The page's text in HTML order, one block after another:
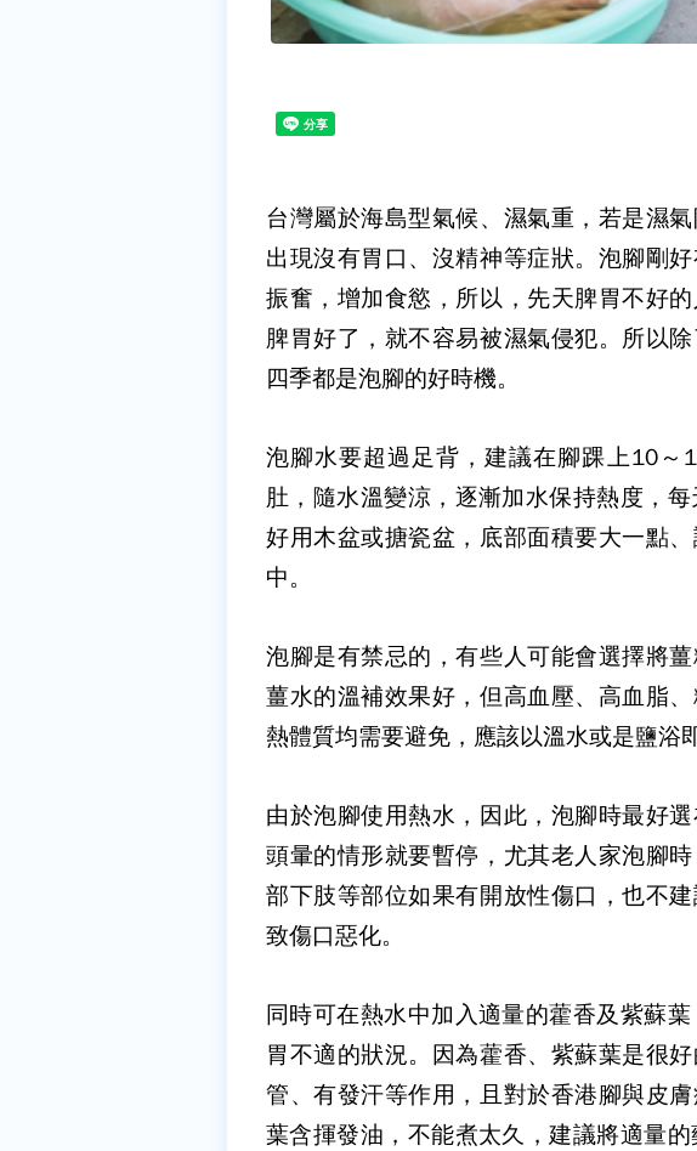
台灣屬於海島型氣候、濕氣重，若是濕
出現沒有胃口、沒精神等症狀。泡腳剛
振奮，增加食慾，所以，先天脾胃不好
脾胃好了，就不容易被濕氣侵犯。所以
四季都是泡腳的好時機。
泡腳水要超過足背，建議在腳踝上10～
肚，隨水溫變涼，逐漸加水保持熱度，
好用木盆或搪瓷盆，底部面積要大一點
中。
泡腳是有禁忌的，有些人可能會選擇將
薑水的溫補效果好，但高血壓、高血脂
熱體質均需要避免，應該以溫水或是鹽浴即
由於泡腳使用熱水，因此，泡腳時最好
頭暈的情形就要暫停，尤其老人家泡腳
部下肢等部位如果有開放性傷口，也不
致傷口惡化。
同時可在熱水中加入適量的藿香及紫蘇葉
胃不適的狀況。因為藿香、紫蘇葉是很
管、有發汗等作用，且對於香港腳與皮
葉含揮發油，不能煮太久，建議將適量